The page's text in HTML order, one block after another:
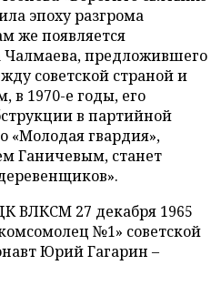
эпоху разгрома
же появляется
Чалмаева, предложившего
советской страной и
в 1970-е годы, его
в партийной
«Молодая гвардия»,
Ганичевым, станет
ВЛКСМ 27 декабря 1965
№1» советской
Юрий Гагарин –